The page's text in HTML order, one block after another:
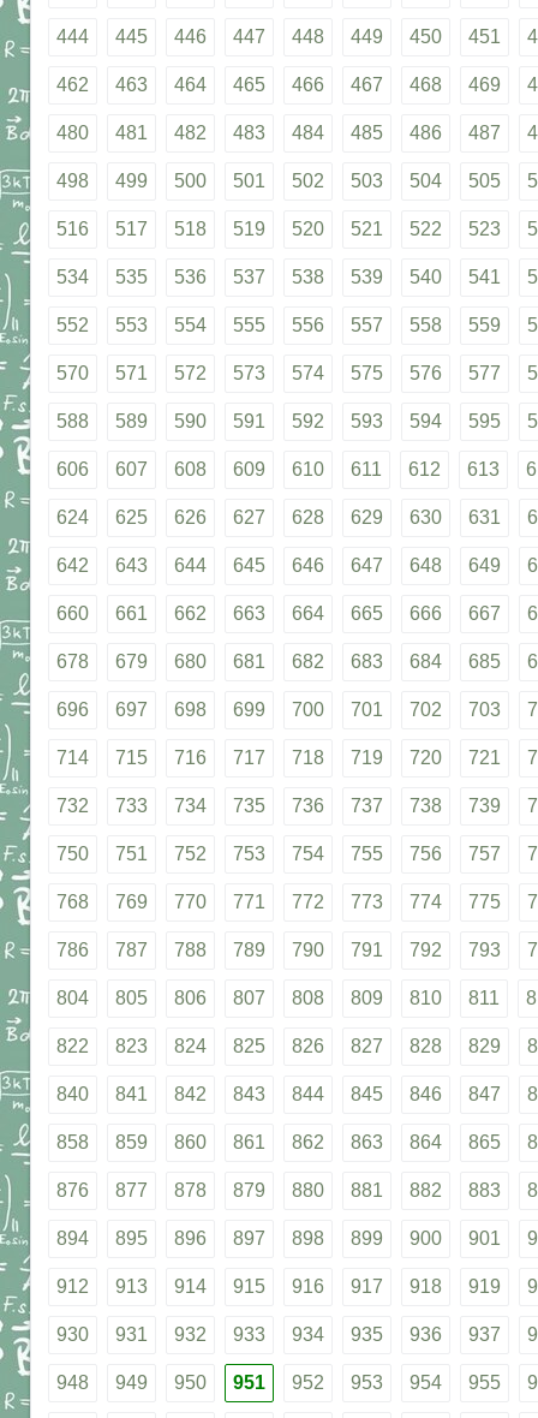
444 445 446 447 448 449 450 451
462 463 464 465 466 467 468 469
480 481 482 483 484 485 486 487
498 499 500 501 502 503 504 505
516 517 518 519 520 521 522 523
534 535 536 537 538 539 540 541
552 553 554 555 556 557 558 559
570 571 572 573 574 575 576 577
588 589 590 591 592 593 594 595
606 607 608 609 610 611 612 613
624 625 626 627 628 629 630 631
642 643 644 645 646 647 648 649
660 661 662 663 664 665 666 667
678 679 680 681 682 683 684 685
696 697 698 699 700 701 702 703
714 715 716 717 718 719 720 721
732 733 734 735 736 737 738 739
750 751 752 753 754 755 756 757
768 769 770 771 772 773 774 775
786 787 788 789 790 791 792 793
804 805 806 807 808 809 810 811
822 823 824 825 826 827 828 829
840 841 842 843 844 845 846 847
858 859 860 861 862 863 864 865
876 877 878 879 880 881 882 883
894 895 896 897 898 899 900 901
912 913 914 915 916 917 918 919
930 931 932 933 934 935 936 937
948 949 950 951 952 953 954 955